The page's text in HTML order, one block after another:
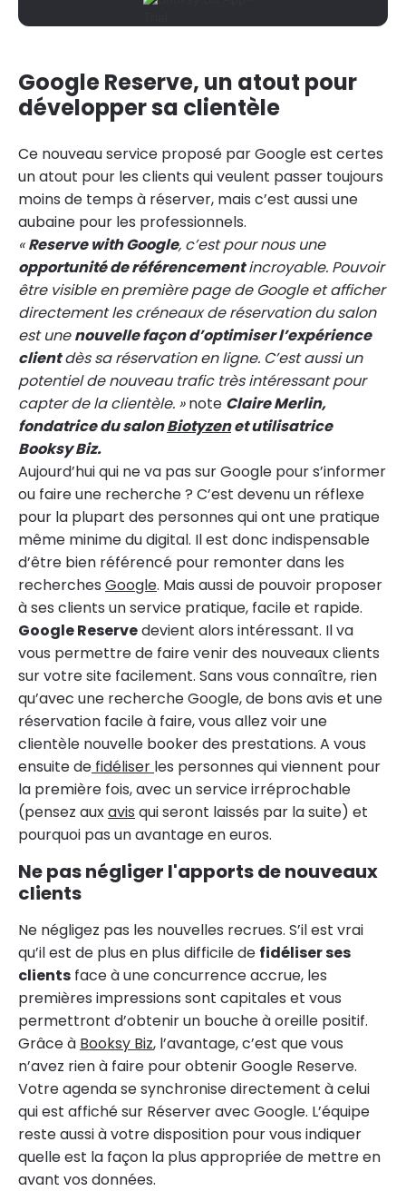
Google Reserve, un atout pour
développer sa clientèle
Ce nouveau service proposé par Google est certes
un atout pour les clients qui veulent passer toujours
moins de temps à réserver, mais c’est aussi une
aubaine pour les professionnels.
«Reserve with Google, c’est pour nous une
opportunité de référencementincroyable. Pouvoir
être visible en première page de Google et afficher
directement les créneaux de réservation du salon
est unenouvelle façon d’optimiser l’expérience
clientdès sa réservation en ligne. C’est aussi un
potentiel de nouveau trafic très intéressant pour
capter de la clientèle. »note Claire Merlin,
fondatrice du salonBiotyzenet utilisatrice
Booksy Biz.
Aujourd’hui qui ne va pas sur Google pour s’informer
ou faire une recherche ? C’est devenu un réflexe
pour la plupart des personnes qui ont une pratique
même minime du digital. Il est donc indispensable
d’être bien référencé pour remonter dans les
recherches Google. Mais aussi de pouvoir proposer
à ses clients un service pratique, facile et rapide.
Google Reservedevient alors intéressant. Il va
vous permettre de faire venir des nouveaux clients
sur votre site facilement. Sans vous connaître, rien
qu’avec une recherche Google, de bons avis et une
réservation facile à faire, vous allez voir une
clientèle nouvelle booker des prestations. A vous
ensuite de fidéliser les personnes qui viennent pour
la première fois, avec un service irréprochable
(pensez auxavis qui seront laissés par la suite) et
pourquoi pas un avantage en euros.
Ne pas négliger l'apports de nouveaux
clients
Ne négligez pas les nouvelles recrues. S’il est vrai
qu’il est de plus en plus difficile de fidéliser ses
clients face à une concurrence accrue, les
premières impressions sont capitales et vous
permettront d’obtenir un bouche à oreille positif.
Grâce à Booksy Biz, l’avantage, c’est que vous
n’avez rien à faire pour obtenir Google Reserve.
Votre agenda se synchronise directement à celui
qui est affiché sur Réserver avec Google. L’équipe
reste aussi à votre disposition pour vous indiquer
quelle est la façon la plus appropriée de mettre en
avant vos données.